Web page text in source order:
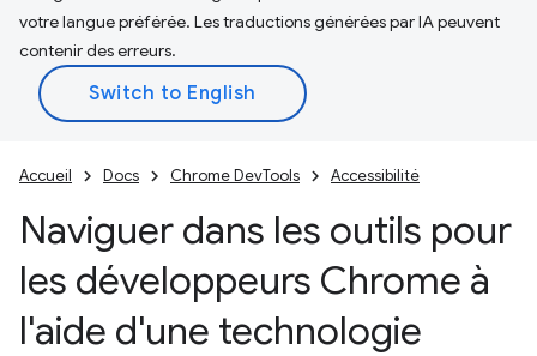
votre langue préférée. Les traductions générées par IA peuvent
contenir des erreurs.
Accueil Docs Chrome DevTools Accessibilité
Naviguer dans les outils pour
les développeurs Chrome à
l'aide d'une technologie